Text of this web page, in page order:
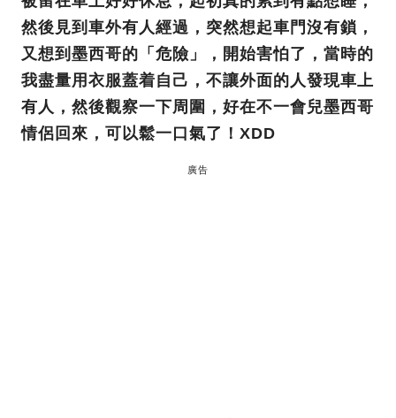
然後見到車外有人經過，突然想起車門沒有鎖，
又想到墨西哥的「危險」，開始害怕了，當時的
我盡量用衣服蓋着自己，不讓外面的人發現車上
有人，然後觀察一下周圍，好在不一會兒墨西哥
情侶回來，可以鬆一口氣了！XDD
廣告